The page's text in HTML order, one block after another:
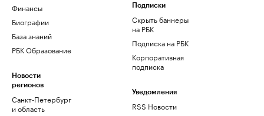
Финансы
Биографии
База знаний
РБК Образование
Новости
регионов
Санкт-Петербург
и область
Подписки
Скрыть баннеры
на РБК
Подписка на РБК
Корпоративная
подписка
Уведомления
RSS Новости